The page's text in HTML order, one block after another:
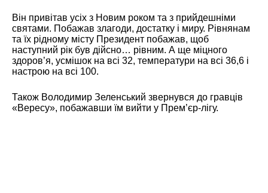
Він привітав усіх з Новим роком та з прийдешніми
святами. Побажав злагоди, достатку і миру. Рівнянам
та їх рідному місту Президент побажав, щоб
наступний рік був дійсно… рівним. А ще міцного
здоров’я, усмішок на всі 32, температури на всі 36,6 і
настрою на всі 100.
Також Володимир Зеленський звернувся до гравців
«Вересу», побажавши їм вийти у Прем’єр-лігу.